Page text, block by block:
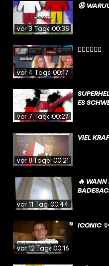
vor 3 Tagen00:35
😩
vor 4 Tagen00:17
😮‍💨😮‍💨😮‍💨
vor 7 Tagen00:27
ES
vor 8 Tagen00:21
VIEL
vor 11 Tagen00:44
🔥 WANN
vor 12 Tagen00:16
ICONIC ✨